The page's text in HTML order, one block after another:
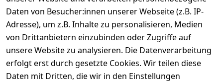
Daten von Besucher:innen unserer Webseite (z.B. IP-
Adresse), um z.B. Inhalte zu personalisieren, Medien
von Drittanbietern einzubinden oder Zugriffe auf
unsere Website zu analysieren. Die Datenverarbeitung
erfolgt erst durch gesetzte Cookies. Wir teilen diese
Daten mit Dritten, die wir in den Einstellungen
INFORMATIONEN
Widerrufsrecht
Datenschutz